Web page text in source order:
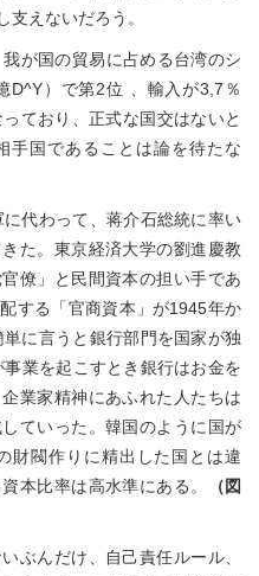
支えないだろう。
が国の貿易に占める台湾のシ
D^Y）で第2位 、輸入が3,7％
ており、正式な国交はないと
手国であることは論を待たな
代わって、蒋介石総統に率い
た。東京経済大学の劉進慶教
僚」と民間資本の担い手であ
する「官商資本」が1945年か
に言うと銀行部門を国家が独
業を起こすとき銀行はお金を
業家精神にあふれた人たちは
ていった。韓国のように国が
財閥作りに精出した国とは違
本比率は高水準にある。
（図
ぶんだけ、自己責任ルール、